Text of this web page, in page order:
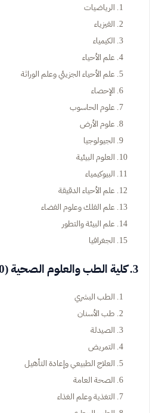
الرياضيات
الفيزياء
الكيمياء
علم الأحياء
علم الأحياء الجزيئي وعلم الوراثة
الإحصاء
علوم الحاسوب
علوم الأرض
الجيولوجيا
العلوم البيئية
البيوكيمياء
علم الأحياء الدقيقة
علم الفلك وعلوم الفضاء
علم البيئة والتطور
الجغرافيا
3. كلية الطب والعلوم الصحية (20 تخصصاً)
الطب البشري
طب الأسنان
الصيدلة
التمريض
العلاج الطبيعي وإعادة التأهيل
الصحة العامة
التغذية وعلم الغذاء